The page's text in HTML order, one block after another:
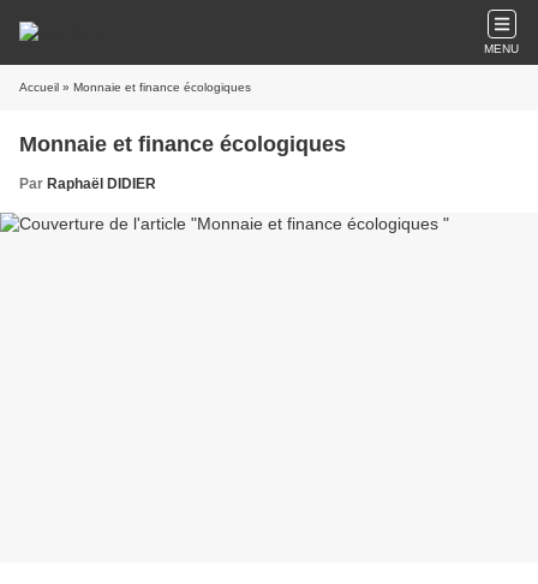
MENU
Accueil » Monnaie et finance écologiques
Monnaie et finance écologiques
Par Raphaël DIDIER